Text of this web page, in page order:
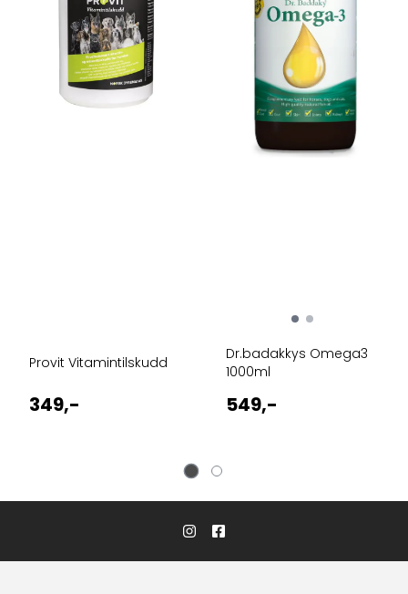
Provit Vitamintilskudd
349,-
Dr.badakkys Omega3
1000ml
549,-